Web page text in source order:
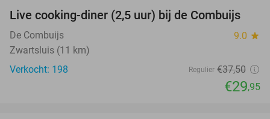
20%
Live cooking-diner (2,5 uur) bij de Combuijs
De Combuijs 9.0 star
Zwartsluis (11 km)
Verkocht: 198
Regulier €37,50
€29,95